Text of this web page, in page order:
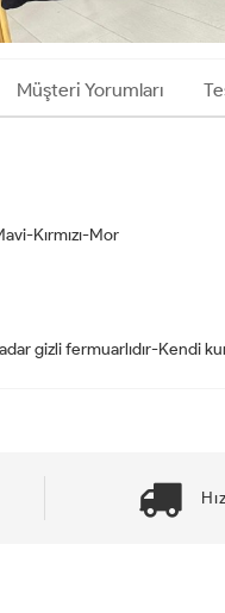
Müşteri Yorumları
Kırmızı-Mor
gizli fermuarlıdır-Kendi